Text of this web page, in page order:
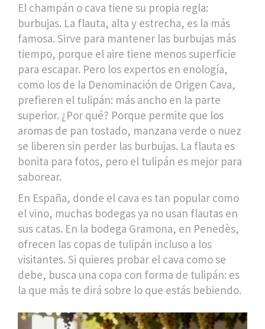
El champán o cava tiene su propia regla:
burbujas. La flauta, alta y estrecha, es la más
famosa. Sirve para mantener las burbujas más
tiempo, porque el aire tiene menos superficie
para escapar. Pero los expertos en enología,
como los de la Denominación de Origen Cava,
prefieren el tulipán: más ancho en la parte
superior. ¿Por qué? Porque permite que los
aromas de pan tostado, manzana verde o nuez
se liberen sin perder las burbujas. La flauta es
bonita para fotos, pero el tulipán es mejor para
saborear.
En España, donde el cava es tan popular como
el vino, muchas bodegas ya no usan flautas en
sus catas. En la bodega Gramona, en Penedès,
ofrecen las copas de tulipán incluso a los
visitantes. Si quieres probar el cava como se
debe, busca una copa con forma de tulipán: es
la que más te dirá sobre lo que estás bebiendo.